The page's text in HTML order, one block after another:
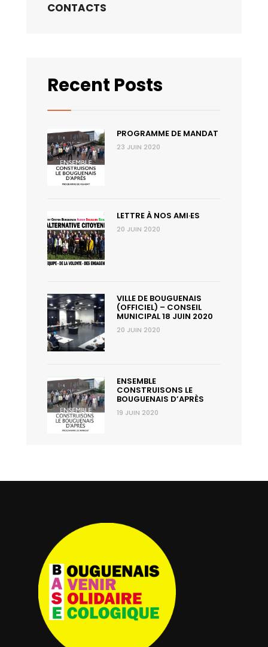
CONTACTS
Recent Posts
PROGRAMME DE MANDAT
23 JUIN 2020
LETTRE À NOS AMI·ES
20 JUIN 2020
VILLE DE BOUGUENAIS
(OFFICIEL) – CONSEIL
MUNICIPAL 18 JUIN 2020
20 JUIN 2020
ENSEMBLE
CONSTRUISONS LE
BOUGUENAIS D’APRÈS
19 JUIN 2020